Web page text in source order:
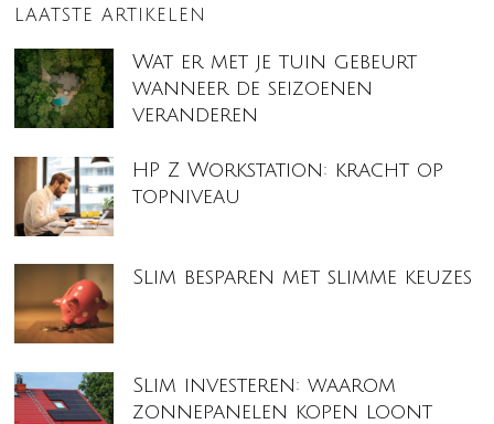
LAATSTE ARTIKELEN
Wat er met je tuin gebeurt
wanneer de seizoenen
veranderen
HP Z Workstation: kracht op
topniveau
Slim besparen met slimme keuzes
Slim investeren: waarom
zonnepanelen kopen loont